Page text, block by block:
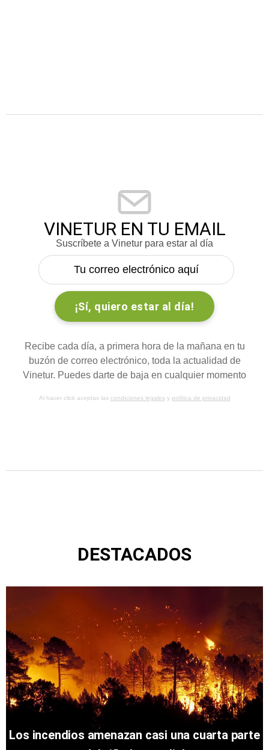
VINETUR EN TU EMAIL
Suscríbete a Vinetur para estar al día
Recibe cada día, a primera hora de la mañana en tu
buzón de correo electrónico, toda la actualidad de
Vinetur. Puedes darte de baja en cualquier momento
Al hacer click aceptas las condiciones legalesy política de privacidad
DESTACADOS
Los incendios amenazan casi una cuarta parte